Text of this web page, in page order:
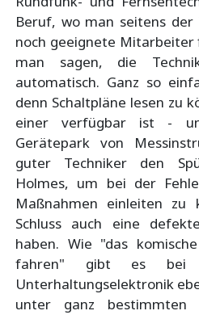
Beruf, wo man seitens
noch geeignete
man sagen, die
automatisch. Ganz so
denn Schaltpläne lesen zu
einer verfügbar ist -
Gerätepark von
guter Techniker den
Holmes, um bei der
Maßnahmen einleiten zu
Schluss auch eine
haben. Wie "das
fahren" gibt es bei
Unterhaltungselektronik
unter ganz bestimmten